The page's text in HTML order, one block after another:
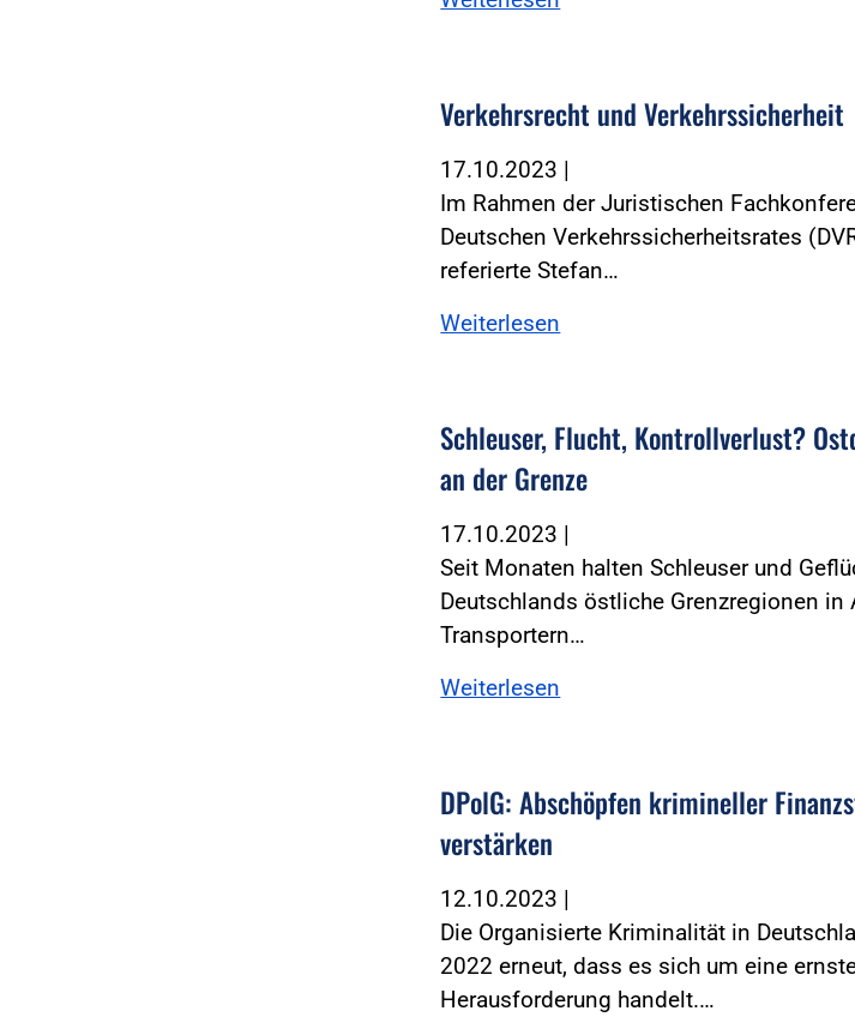
Verkehrsrecht und Verkehrssicherheit
17.10.2023 |
Im Rahmen der Juristischen
Deutschen Verkehrssicherheitsrates
referierte Stefan…
Weiterlesen
Schleuser, Flucht, Kontrollverlust?
an der Grenze
17.10.2023 |
Seit Monaten halten Schleuser und
Deutschlands östliche Grenzregionen in
Transportern…
Weiterlesen
DPolG: Abschöpfen krimineller
verstärken
12.10.2023 |
Die Organisierte Kriminalität in
2022 erneut, dass es sich um eine
Herausforderung handelt.…